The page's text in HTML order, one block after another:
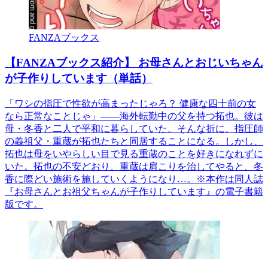
FANZAブックス
【FANZAブックス紹介】 お母さんとおじいちゃん
が子作りしています（単話）
「ワシの指圧で性欲が高まったじゃろ？ 健康な四十前の女
なら正常なことじゃ」――海外転勤中の父を持つ拓也。彼は
母・冬香と二人で平和に暮らしていた。そんな折に、指圧師
の義祖父・重蔵が拓也たちと同居することになる。しかし、
拓也は母をいやらしい目で見る重蔵のことを好きになれずに
いた。拓也の不安どおり、重蔵は肩こりを治してやると、冬
香に際どい施術を施していくようになり…。※本作は同人誌
『お母さんとお祖父ちゃんが子作りしています』の電子書籍
版です。